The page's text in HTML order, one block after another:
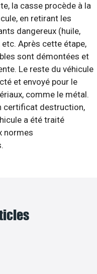
la casse procède à la
en retirant les
dangereux (huile,
Après cette étape,
sont démontées et
Le reste du véhicule
et envoyé pour le
comme le métal.
certificat destruction,
a été traité
normes